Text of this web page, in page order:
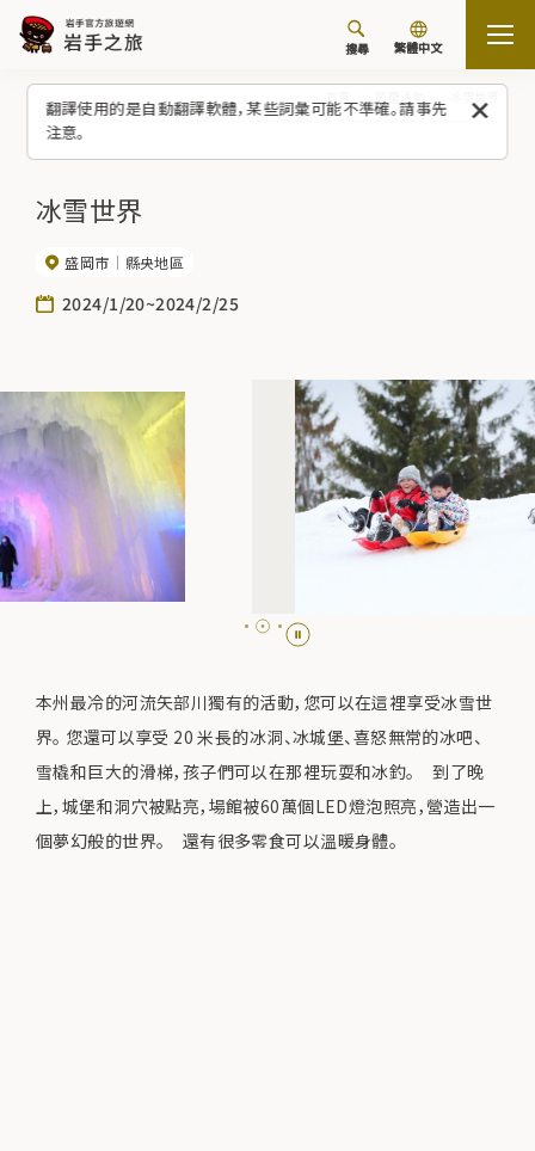
翻譯使用的是自動翻譯軟體，某些詞彙可能不準確。請事先
注意。
搜尋 繁體中文
冰雪世界
盛岡市 縣央地區
2024/1/20~2024/2/25
本州最冷的河流矢部川獨有的活動，您可以在這裡享受冰雪世
界。 您還可以享受 20 米長的冰洞、冰城堡、喜怒無常的冰吧、
雪橇和巨大的滑梯，孩子們可以在那裡玩耍和冰釣。 到了晚
上，城堡和洞穴被點亮，場館被60萬個LED燈泡照亮，營造出一
個夢幻般的世界。 還有很多零食可以溫暖身體。